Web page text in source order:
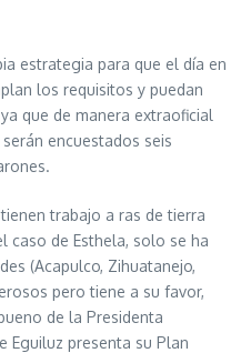
estrategia para que el día en
los requisitos y puedan
que de manera extraoficial
encuestados seis
trabajo a ras de tierra
caso de Esthela, solo se ha
(Acapulco, Zihuatanejo,
pero tiene a su favor,
de la Presidenta
Eguiluz presenta su Plan